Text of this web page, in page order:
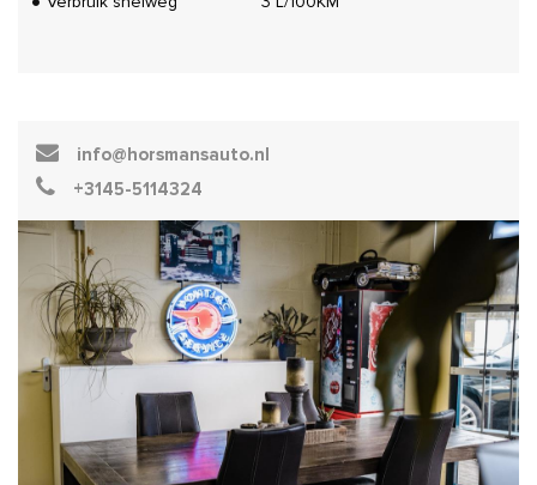
info@horsmansauto.nl
+3145-5114324